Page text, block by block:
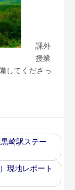
課外
授業
してくださっ
崎駅ステー
現地レポート